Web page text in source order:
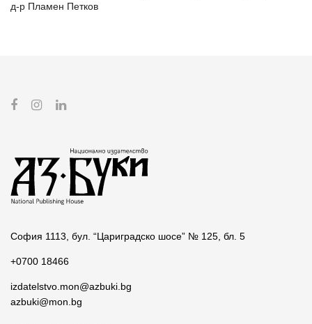
д-р Пламен Петков
София 1113, бул. “Цариградско шосе” № 125, бл. 5
+0700 18466
izdatelstvo.mon@azbuki.bg
azbuki@mon.bg